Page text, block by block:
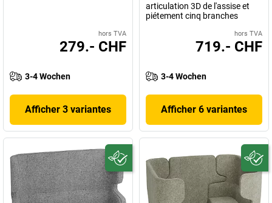
hors TVA
279.- CHF
3-4 Wochen
Afficher 3 variantes
articulation 3D de l'assise et
piétement cinq branches
hors TVA
719.- CHF
3-4 Wochen
Afficher 6 variantes